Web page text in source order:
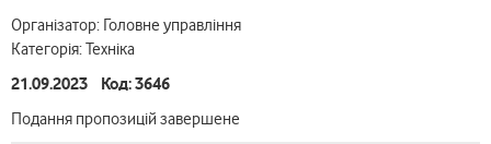
Організатор: Головне управління
Категорія: Техніка
21.09.2023 Код: 3646
Подання пропозицій завершене